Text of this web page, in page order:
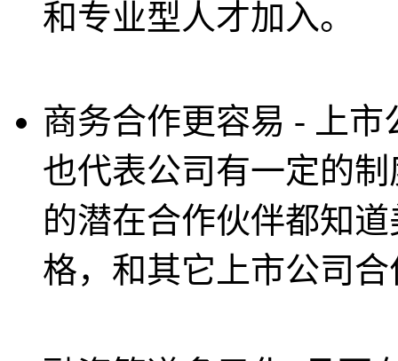
和专业型人才加入。
商务合作更容易 - 上
也代表公司有一定的
的潜在合作伙伴都知
格，和其它上市公司